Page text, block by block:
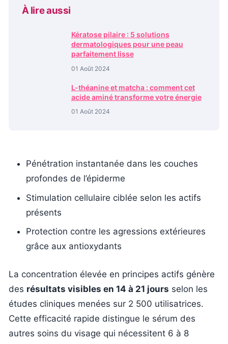
À lire aussi
Kératose pilaire : 5 solutions
dermatologiques pour une peau
parfaitement lisse
01 Août 2024
L-théanine et matcha : comment cet
acide aminé transforme votre énergie
01 Août 2024
Pénétration instantanée dans les couches
profondes de l’épiderme
Stimulation cellulaire ciblée selon les actifs
présents
Protection contre les agressions extérieures
grâce aux antioxydants
La concentration élevée en principes actifs génère
des résultats visibles en 14 à 21 jours selon les
études cliniques menées sur 2 500 utilisatrices.
Cette efficacité rapide distingue le sérum des
autres soins du visage qui nécessitent 6 à 8